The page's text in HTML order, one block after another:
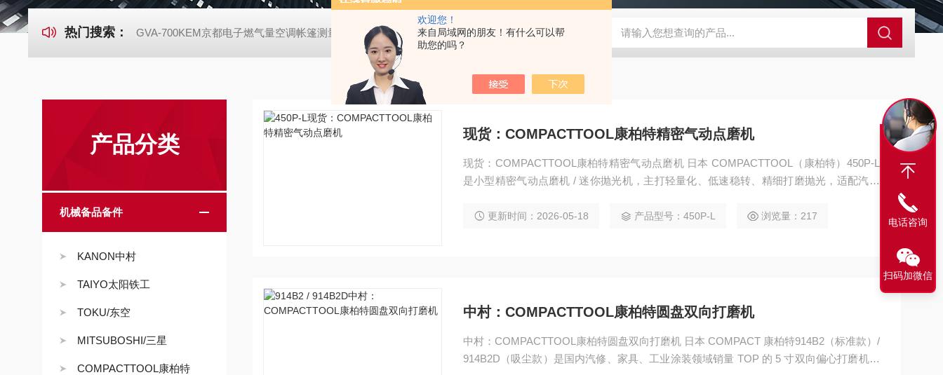
欢迎您！
来自局域网的朋友！有什么可以帮
助您的吗？
热门搜索： GVA-700KEM京都电子燃气量空调帐篷测量装置 MD-Win日本：KEM京都电子汞测量和控制软件 GVA-710KEM京都电子燃气量空调帐篷测量仪 E3Z-BOMRON放大器
产品分类
机械备品备件
KANON中村
TAIYO太阳铁工
TOKU/东空
MITSUBOSHI/三星
COMPACTTOOL康柏特
现货：COMPACTTOOL康柏特精密气动点磨机
现货：COMPACTTOOL康柏特精密气动点磨机 日本 COMPACTTOOL（康柏特）450P‑L
是小型精密气动点磨机 / 迷你抛光机，主打轻量化、低速稳转、精细打磨抛光，适配汽车
更新时间：2026-05-18 产品型号：450P‑L 浏览量：217
中村：COMPACTTOOL康柏特圆盘双向打磨机
中村：COMPACTTOOL康柏特圆盘双向打磨机 日本 COMPACT 康柏特914B2（标准款）/
914B2D（吸尘款）是国内汽修、家具、工业涂装领域销量 TOP 的 5 寸双向偏心打磨机，
电话咨询
扫码加微信